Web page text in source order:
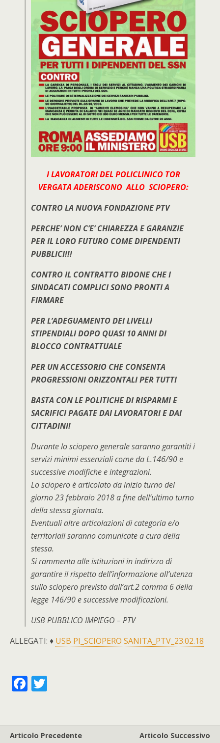
I LAVORATORI DEL POLICLINICO TOR
VERGATA ADERISCONO ALLO SCIOPERO:
CONTRO LA NUOVA FONDAZIONE PTV
PERCHE’ NON C’E’ CHIAREZZA E GARANZIE
PER IL LORO FUTURO COME DIPENDENTI
PUBBLICI!!!
CONTRO IL CONTRATTO BIDONE CHE I
SINDACATI COMPLICI SONO PRONTI A
FIRMARE
PER L’ADEGUAMENTO DEI LIVELLI
STIPENDIALI DOPO QUASI 10 ANNI DI
BLOCCO CONTRATTUALE
PER UN ACCESSORIO CHE CONSENTA
PROGRESSIONI ORIZZONTALI PER TUTTI
BASTA CON LE POLITICHE DI RISPARMI E
SACRIFICI PAGATE DAI LAVORATORI E DAI
CITTADINI!
Durante lo sciopero generale saranno garantiti i
servizi minimi essenziali come da L.146/90 e
successive modifiche e integrazioni.
Lo sciopero è articolato da inizio turno del
giorno 23 febbraio 2018 a fine dell’ultimo turno
della stessa giornata.
Eventuali altre articolazioni di categoria e/o
territoriali saranno comunicate a cura della
stessa.
Si rammenta alle istituzioni in indirizzo di
garantire il rispetto dell’informazione all’utenza
sullo sciopero previsto dall’art.2 comma 6 della
legge 146/90 e successive modificazioni.
USB PUBBLICO IMPIEGO – PTV
ALLEGATI: ♦ USB PI_SCIOPERO SANITA_PTV_23.02.18
F
b er
Articolo Precedente Articolo Successivo